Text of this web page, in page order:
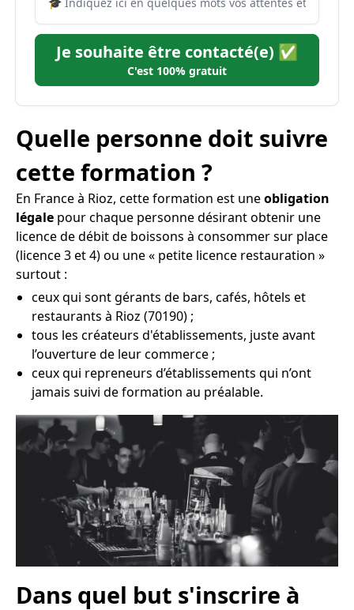
Je souhaite être contacté(e) ✅
C'est 100% gratuit
Quelle personne doit suivre
cette formation ?
En France à Rioz, cette formation est uneobligation
légale pour chaque personne désirant obtenir une
licence de débit de boissons à consommer sur place
(licence 3 et 4) ou une « petite licence restauration »
surtout :
ceux qui sont gérants de bars, cafés, hôtels et
restaurants à Rioz (70190) ;
tous les créateurs d'établissements, juste avant
l’ouverture de leur commerce ;
ceux qui repreneurs d’établissements qui n’ont
jamais suivi de formation au préalable.
Dans quel but s'inscrire à